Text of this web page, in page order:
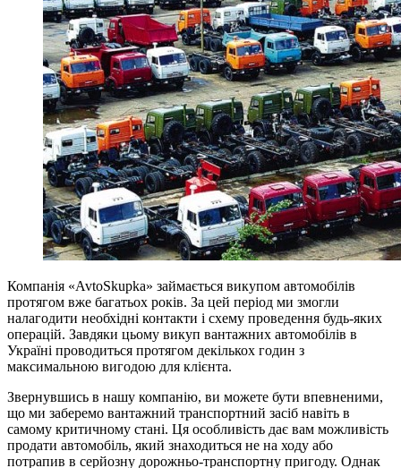
Компанія «AvtoSkupka» займається викупом автомобілів
протягом вже багатьох років. За цей період ми змогли
налагодити необхідні контакти і схему проведення будь-яких
операцій. Завдяки цьому викуп вантажних автомобілів в
Україні проводиться протягом декількох годин з
максимальною вигодою для клієнта.
Звернувшись в нашу компанію, ви можете бути впевненими,
що ми заберемо вантажний транспортний засіб навіть в
самому критичному стані. Ця особливість дає вам можливість
продати автомобіль, який знаходиться не на ходу або
потрапив в серйозну дорожньо-транспортну пригоду. Однак